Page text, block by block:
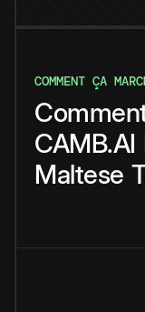
COMMENT ÇA
CAMB.AI
Maltese